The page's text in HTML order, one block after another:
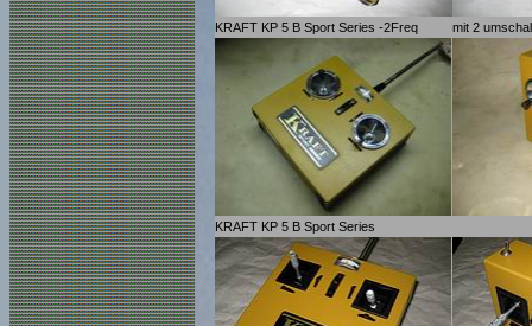
KRAFT KP 5 B Sport Series -2Freq mit 2
KRAFT KP 5 B Sport Series